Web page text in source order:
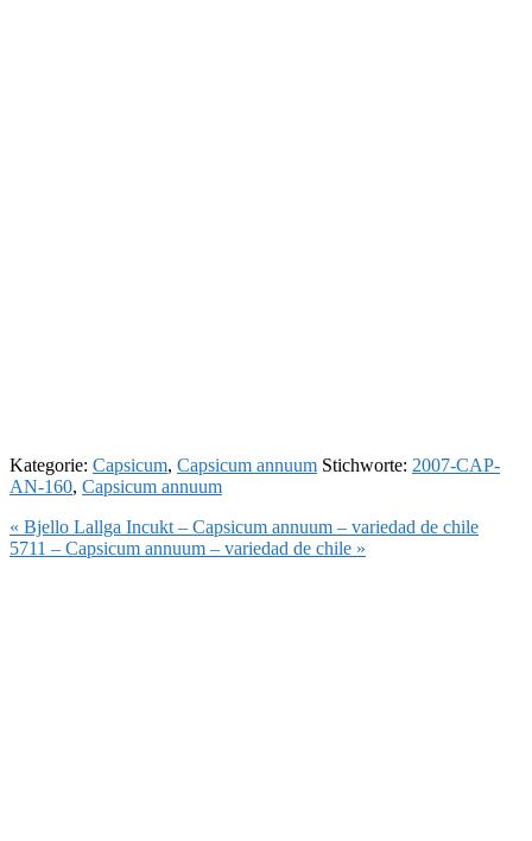
Kategorie: Capsicum, Capsicum annuum Stichworte: 2007-CAP-
AN-160, Capsicum annuum
Vorheriger
Beitrag:
« Bjello Lallga Incukt – Capsicum annuum – variedad de chile
Nächster
5711 – Capsicum annuum – variedad de chile »